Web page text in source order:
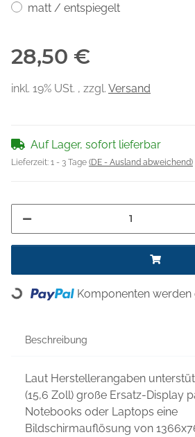
matt / entspiegelt
28,50 €
inkl. 19% USt. , zzgl. Versand
Auf Lager, sofort lieferbar
Lieferzeit: 1 - 3 Tage (DE - Ausland abweichend)
Loading... Komponenten werden
Beschreibung
Laut Herstellerangaben
(15,6 Zoll) große Ersatz-Display
Notebooks oder Laptops eine
Bildschirmauflösung von